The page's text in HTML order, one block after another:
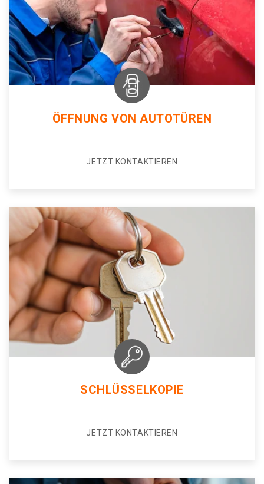
ÖFFNUNG VON AUTOTÜREN
JETZT KONTAKTIEREN
SCHLÜSSELKOPIE
JETZT KONTAKTIEREN